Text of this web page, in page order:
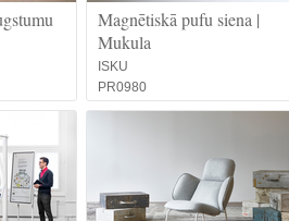
Magnētiskā pufu siena |
Mukula
ISKU
PR0980